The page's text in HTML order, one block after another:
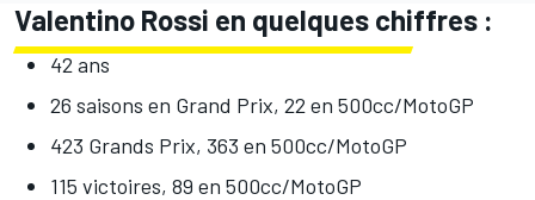
Valentino Rossi en quelques chiffres :
42 ans
26 saisons en Grand Prix, 22 en 500cc/MotoGP
423 Grands Prix, 363 en 500cc/MotoGP
115 victoires, 89 en 500cc/MotoGP